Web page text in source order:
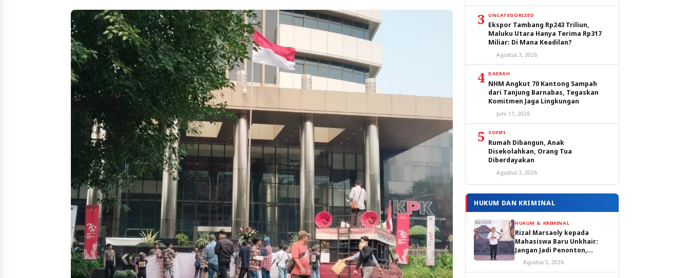
3 UNCATEGORIZED
Ekspor Tambang Rp243 Triliun,
Maluku Utara Hanya Terima Rp317
Miliar: Di Mana Keadilan?
Agustus 3, 2026
4 DAERAH
NHM Angkut 70 Kantong Sampah
dari Tanjung Barnabas, Tegaskan
Komitmen Jaga Lingkungan
Juni 11, 2026
5 SOFIFI
Rumah Dibangun, Anak
Disekolahkan, Orang Tua
Diberdayakan
Agustus 3, 2026
HUKUM DAN KRIMINAL
HUKUM & KRIMINAL
Rizal Marsaoly kepada
Mahasiswa Baru Unkhair:
Jangan Jadi Penonton,
Jadilah Penggerak Masa
Depan Ternate dan Maluku
Agustus 5, 2026